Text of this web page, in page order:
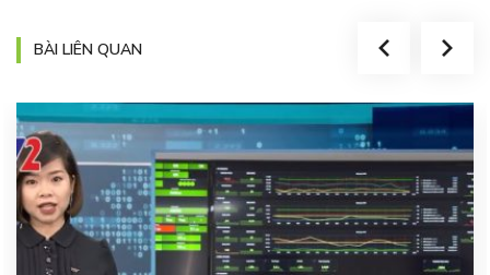
BÀI LIÊN QUAN